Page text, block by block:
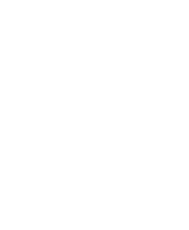
El PSOE avisa
«cerrar el
sobresueldos»